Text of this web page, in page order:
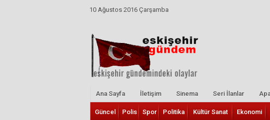
10 Ağustos 2016 Çarşamba
Ana Sayfa İletişim Sinema Seri İlanlar
Güncel Polis Spor Politika Kültür Sanat Ekonomi